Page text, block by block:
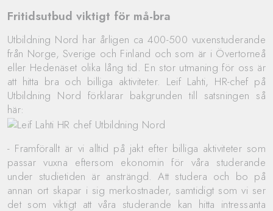
Fritidsutbud viktigt för må-bra
Utbildning Nord har årligen ca 400-500 vuxenstuderande
från Norge, Sverige och Finland och som är i Övertorneå
eller Hedenäset olika lång tid. En stor utmaning för oss är
att hitta bra och billiga aktiviteter. Leif Lahti, HR-chef på
Utbildning Nord förklarar bakgrunden till satsningen så
här:
- Framförallt är vi alltid på jakt efter billiga aktiviteter som
passar vuxna eftersom ekonomin för våra studerande
under studietiden är ansträngd. Att studera och bo på
annan ort skapar i sig merkostnader, samtidigt som vi ser
det som viktigt att våra studerande kan hitta intressanta